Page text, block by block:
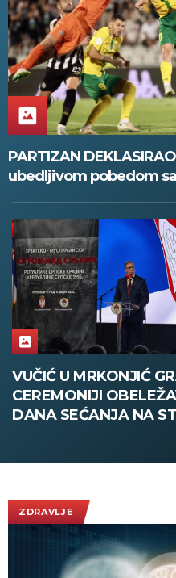
PARTIZAN
ubedljivom pobedom
JEDINI PUT ZA
KRVOPROLIĆA U Rimu
nastavljeni pregovori
ZDRAVLJE